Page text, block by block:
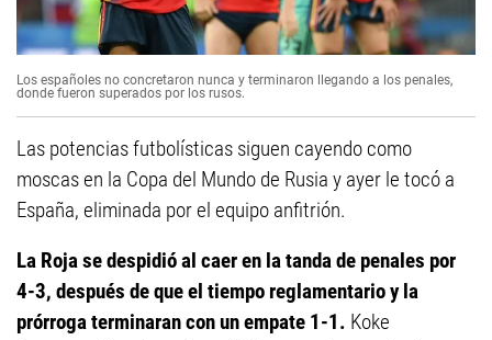
Los españoles no concretaron nunca y terminaron llegando a los penales,
donde fueron superados por los rusos.
Las potencias futbolísticas siguen cayendo como
moscas en la Copa del Mundo de Rusia y ayer le tocó a
España, eliminada por el equipo anfitrión.
La Roja se despidió al caer en la tanda de penales por
4-3, después de que el tiempo reglamentario y la
prórroga terminaran con un empate 1-1. Koke